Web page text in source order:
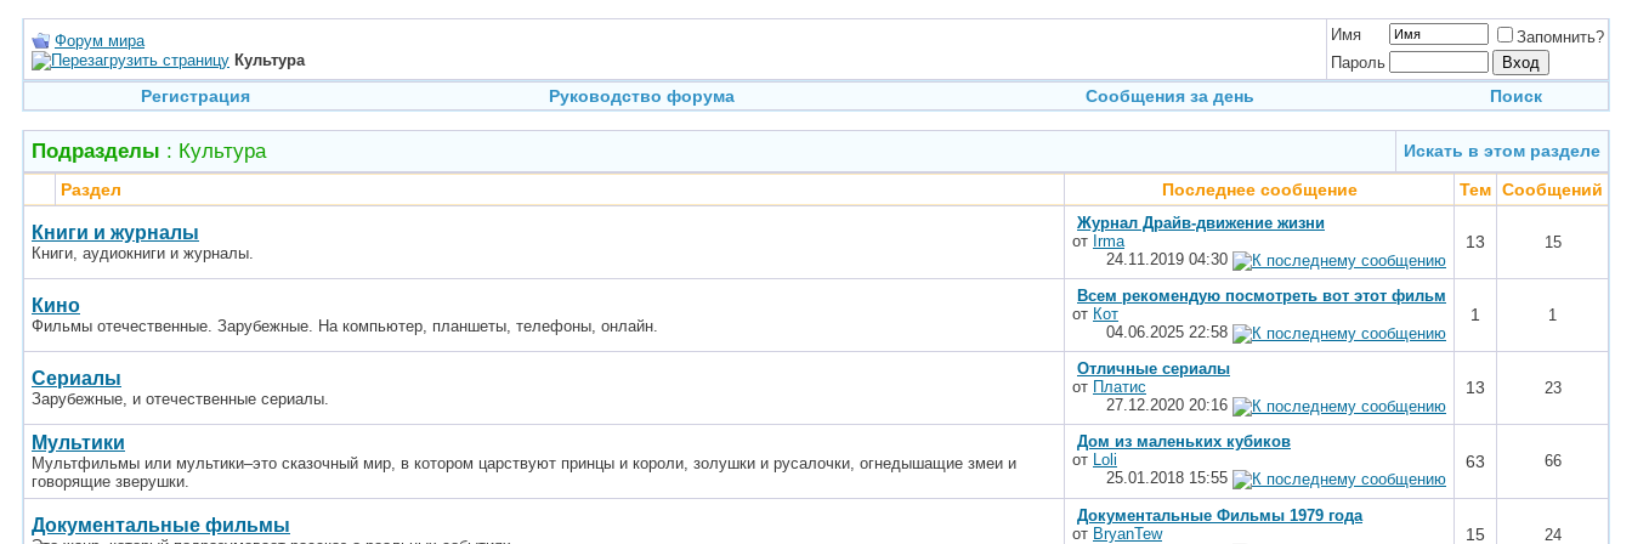
Форум мира
Культура
Имя
Запомнить?
Пароль
Регистрация Руководство форума Сообщения за день Поиск
Подразделы : Культура
Искать в этом разделе
Раздел
Последнее сообщение Тем Сообщений
Книги и журналы
Книги, аудиокниги и журналы.
Журнал Драйв-движение жизни
от Irma
24.11.2019 04:30
13 15
Кино
Фильмы отечественные. Зарубежные. На компьютер, планшеты, телефоны, онлайн.
Всем рекомендую посмотреть вот этот фильм
от Кот
04.06.2025 22:58
1 1
Сериалы
Зарубежные, и отечественные сериалы.
Отличные сериалы
от Платис
27.12.2020 20:16
13 23
Мультики
Мультфильмы или мультики–это сказочный мир, в котором царствуют принцы и короли, золушки и русалочки, огнедышащие змеи и
говорящие зверушки.
Дом из маленьких кубиков
от Loli
25.01.2018 15:55
63 66
Документальные фильмы
Документальные Фильмы 1979 года
от BryanTew
15 24